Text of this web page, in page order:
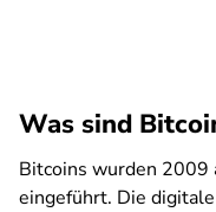
Was sind
Bitcoins wurden
eingeführt. Die